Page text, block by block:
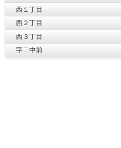
西１丁目
西２丁目
西３丁目
字二中前